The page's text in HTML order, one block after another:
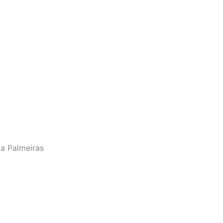
Palmeiras